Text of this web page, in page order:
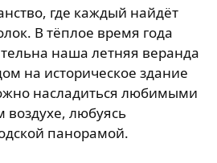
где каждый найдёт
В тёплое время года
наша летняя веранда
на историческое здание
насладиться любимыми
любуясь
панорамой.